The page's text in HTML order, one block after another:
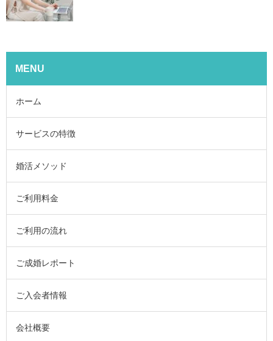
MENU
ホーム
サービスの特徴
婚活メソッド
ご利用料金
ご利用の流れ
ご成婚レポート
ご入会者情報
会社概要